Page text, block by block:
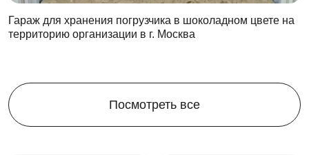
Гараж для хранения погрузчика в шоколадном цвете на
территорию организации в г. Москва
Посмотреть все